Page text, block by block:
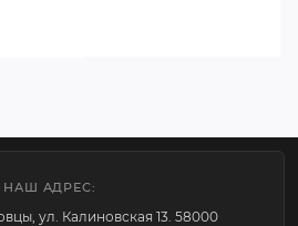
НАШ АДРЕС:
ул. Калиновская 13. 58000